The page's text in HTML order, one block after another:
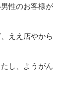
性のお客様が
ええ店やから
し、ようがん